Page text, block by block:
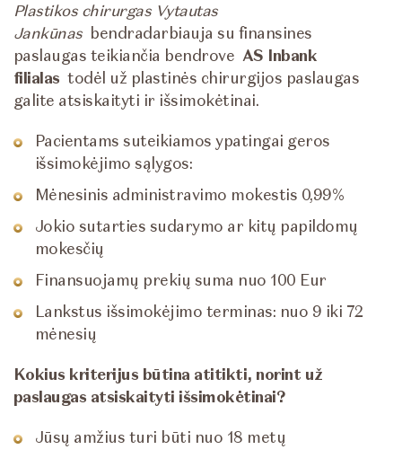
Plastikos chirurgas Vytautas
Jankūnasbendradarbiauja su finansines
paslaugas teikiančia bendrove AS Inbank
filialas todėl už plastinės chirurgijos paslaugas
galite atsiskaityti ir išsimokėtinai.
Pacientams suteikiamos ypatingai geros
išsimokėjimo sąlygos:
Mėnesinis administravimo mokestis 0,99%
Jokio sutarties sudarymo ar kitų papildomų
mokesčių
Finansuojamų prekių suma nuo 100 Eur
Lankstus išsimokėjimo terminas: nuo 9 iki 72
mėnesių
Kokius kriterijus būtina atitikti, norint už
paslaugas atsiskaityti išsimokėtinai?
Jūsų amžius turi būti nuo 18 metų